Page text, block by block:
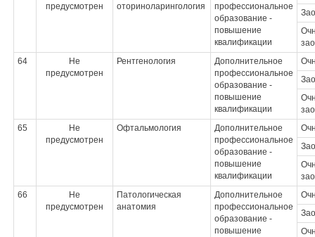
предусмотрен
оториноларингология
профессиональное
образование -
повышение
квалификации
64
Не
предусмотрен
Рентгенология
Дополнительное
профессиональное
образование -
повышение
квалификации
65
Не
предусмотрен
Офтальмология
Дополнительное
профессиональное
образование -
повышение
квалификации
66
Не
предусмотрен
Патологическая
анатомия
Дополнительное
профессиональное
образование -
повышение